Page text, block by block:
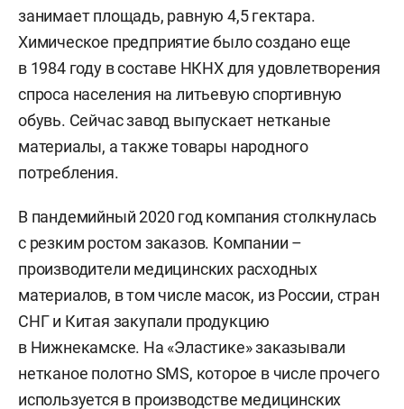
занимает площадь, равную 4,5 гектара.
Химическое предприятие было создано еще
в 1984 году в составе НКНХ для удовлетворения
спроса населения на литьевую спортивную
обувь. Сейчас завод выпускает нетканые
материалы, а также товары народного
потребления.
В пандемийный 2020 год компания столкнулась
с резким ростом заказов. Компании –
производители медицинских расходных
материалов, в том числе масок, из России, стран
СНГ и Китая закупали продукцию
в Нижнекамске. На «Эластике» заказывали
нетканое полотно SMS, которое в числе прочего
используется в производстве медицинских